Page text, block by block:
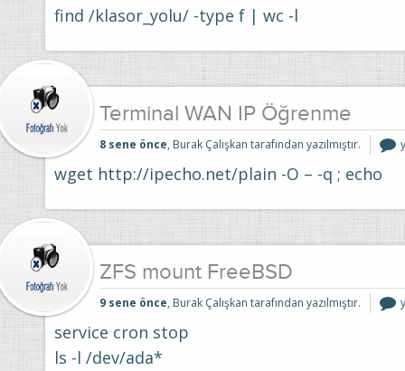
find /klasor_yolu/ -type f | wc -l
Terminal WAN IP Öğrenme
8 sene önce, Burak Çalışkan tarafından yazılmıştır.
wget http://ipecho.net/plain -O – -q ; echo
ZFS mount FreeBSD
9 sene önce, Burak Çalışkan tarafından yazılmıştır.
service cron stop
ls -l /dev/ada*